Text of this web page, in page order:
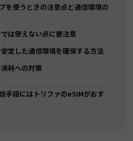
を使うときの注意点と通信環境の
は使えない点に要注意
定した通信環境を確保する方法
耗への対策
手段にはトリファのeSIMがおす